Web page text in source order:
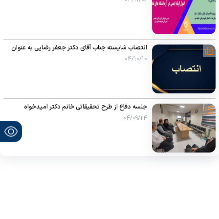
انتصاب شایسته جناب آقای دکتر جعفر رضایی به عنوان
سرپرست آزمایشگاه جامع تحقیقاتی دانشگاه
04/10/10
جلسه دفاع از طرح تحقیقاتی خانم دکتر امیدخواه
04/09/24